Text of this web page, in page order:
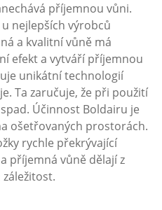
příjemnou vůni.
nejlepších výrobců
a kvalitní vůně má
efekt a vytváří příjemnou
unikátní technologií
Ta zaručuje, že při použití
Účinnost Boldairu je
ošetřovaných prostorách.
rychle překrývající
příjemná vůně dělají z